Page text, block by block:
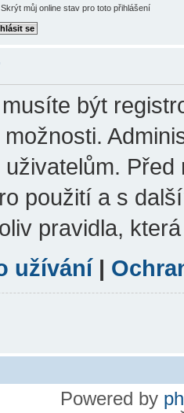
Skrýt můj online stav pro toto přihlášení
být
použití a s
pravidla,
užívání|
Powered by